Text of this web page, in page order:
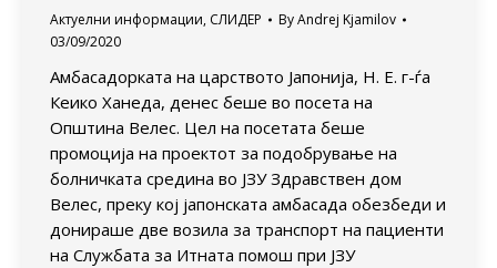
Актуелни информации, СЛИДЕР ByAndrej Kjamilov
03/09/2020
Амбасадорката на царството Јапонија, Н. Е. г-ѓа
Кеико Ханеда, денес беше во посета на
Општина Велес. Цел на посетата беше
промоција на проектот за подобрување на
болничката средина во ЈЗУ Здравствен дом
Велес, преку кој јапонската амбасада обезбеди и
донираше две возила за транспорт на пациенти
на Службата за Итната помош при ЈЗУ